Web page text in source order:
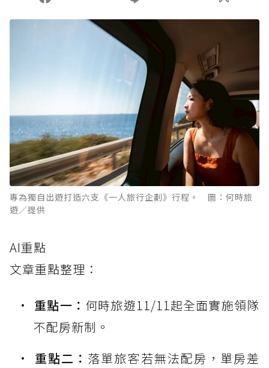
專為獨自出遊打造六支《一人旅行企劃》行程。 圖：何時旅
遊／提供
AI重點
文章重點整理：
重點一： 何時旅遊11/11起全面實施領隊
不配房新制。
重點二： 落單旅客若無法配房，單房差